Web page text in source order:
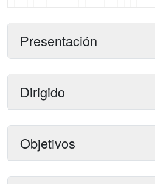
Presentación
Dirigido
Objetivos